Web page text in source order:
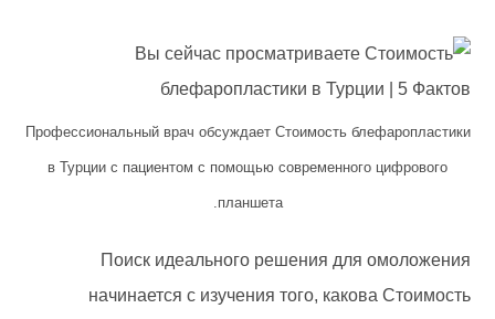
Профессиональный врач обсуждает Стоимость блефаропластики
в Турции с пациентом с помощью современного цифрового
планшета.
Поиск идеального решения для омоложения
начинается с изучения того, какова Стоимость